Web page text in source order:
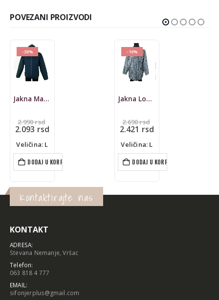
POVEZANI PROIZVODI
-10%
Jakna Loffler, gore-tex
2.690rsd
cena
bila:
2.690 rsd.
2.421 rsd
2.421 rsd.
Veličina: L
DODAJ U KORPU
Jakna Superdry, prelazna
5.990rsd
DODAJ U KORPU
Kontaktirajte nas
KONTAKT
ADRESA:
Stevana Nemanje, Vršac
Telefon:
063 818 4 777
EMAIL:
sifonjerplus@gmail.com